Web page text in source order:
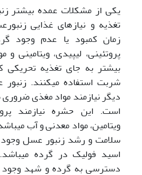
یکی از مشکلات عمده بیشتر
تغذیه و نیازهای غذایی
زمان کمبود یا عدم وجود
پروتئینی، لیپیدی، ویتامینی
بیشتر به جای تغذیه تحریکی
شربت استفاده می­کنند.
دیگر نیازمند مواد مغذی
است. این حشره نیازمند
سلامت و رشد زنبور عسل وجود
اسید فولیک در گرده
دسترسی به گرده و شهد وجود